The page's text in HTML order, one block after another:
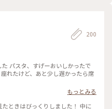
フィルム
200
パスタ、すげーおいしかったで
れたけど、あと少し遅かったら席
もっとみる
きはびっくりしました！ 中に